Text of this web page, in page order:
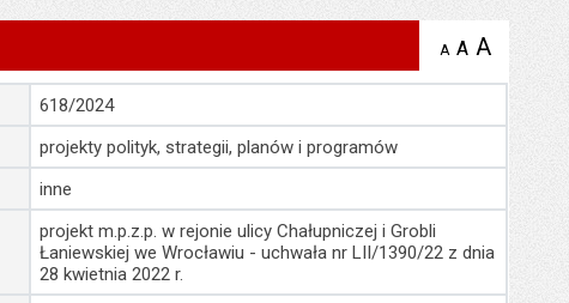
A zmniejsz
stronie
A domyślna
A
tekst
618/2024
projekty polityk, strategii, planów i programów
inne
projekt m.p.z.p. w rejonie ulicy Chałupniczej i Grobli
Łaniewskiej we Wrocławiu - uchwała nr LII/1390/22 z dnia
28 kwietnia 2022 r.